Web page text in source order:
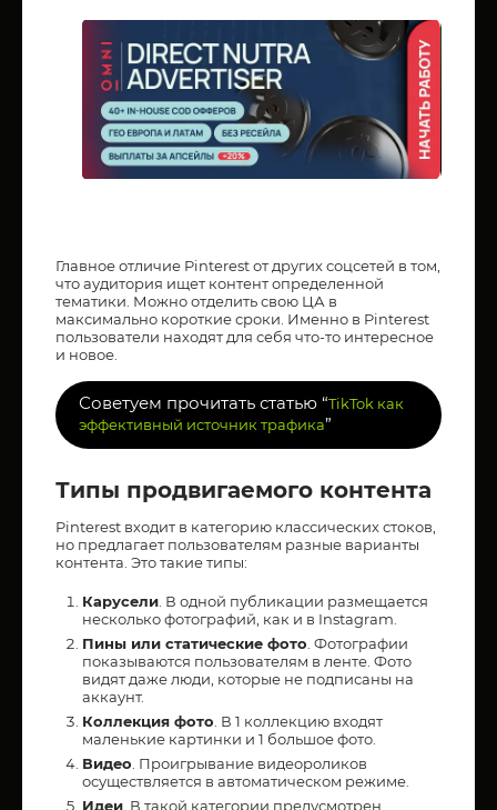
Главное отличие Pinterest от других соцсетей в том,
что аудитория ищет контент определенной
тематики. Можно отделить свою ЦА в
максимально короткие сроки. Именно в Pinterest
пользователи находят для себя что-то интересное
и новое.
Советуем прочитать статью “TikTok как
эффективный источник трафика”
Типы продвигаемого контента
Pinterest входит в категорию классических стоков,
но предлагает пользователям разные варианты
контента. Это такие типы:
Карусели. В одной публикации размещается
несколько фотографий, как и в Instagram.
Пины или статические фото. Фотографии
показываются пользователям в ленте. Фото
видят даже люди, которые не подписаны на
аккаунт.
Коллекция фото. В 1 коллекцию входят
маленькие картинки и 1 большое фото.
Видео. Проигрывание видеороликов
осуществляется в автоматическом режиме.
Идеи . В такой категории предусмотрен